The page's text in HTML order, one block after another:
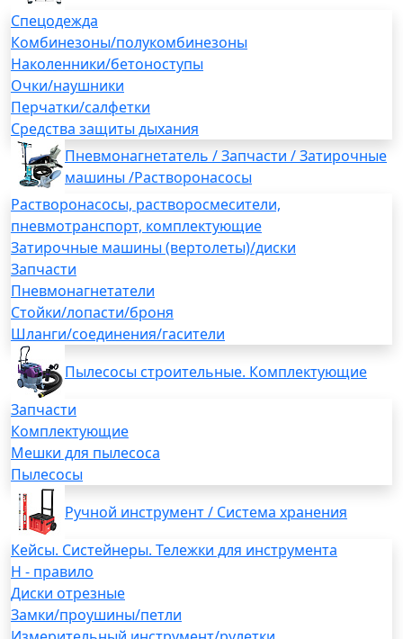
Спецодежда
Комбинезоны/полукомбинезоны
Наколенники/бетоноступы
Очки/наушники
Перчатки/салфетки
Средства защиты дыхания
Пневмонагнетатель / Запчасти / Затирочные
машины /Растворонасосы
Растворонасосы, растворосмесители,
пневмотранспорт, комплектующие
Затирочные машины (вертолеты)/диски
Запчасти
Пневмонагнетатели
Стойки/лопасти/броня
Шланги/соединения/гасители
Пылесосы строительные. Комплектующие
Запчасти
Комплектующие
Мешки для пылесоса
Пылесосы
Ручной инструмент / Система хранения
Кейсы. Систейнеры. Тележки для инструмента
H - правило
Диски отрезные
Замки/проушины/петли